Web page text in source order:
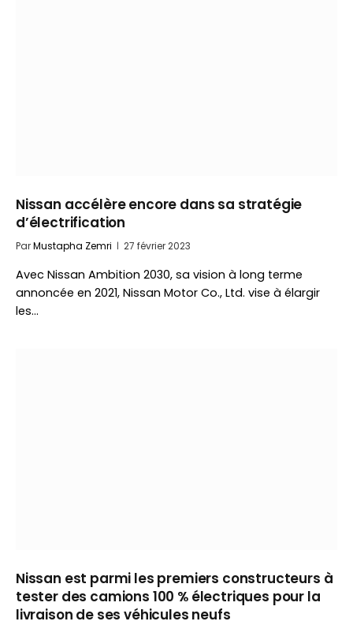
Nissan accélère encore dans sa stratégie
d’électrification
ParMustapha Zemri 27 février 2023
Avec Nissan Ambition 2030, sa vision à long terme
annoncée en 2021, Nissan Motor Co., Ltd. vise à élargir
les…
Nissan est parmi les premiers constructeurs à
tester des camions 100 % électriques pour la
livraison de ses véhicules neufs